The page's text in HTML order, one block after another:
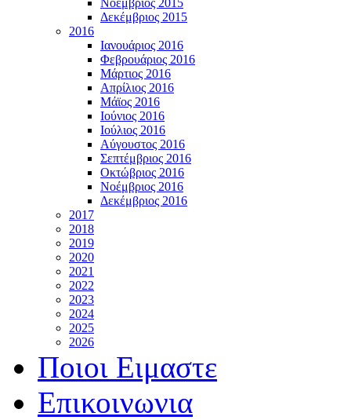
Δεκέμβριος 2015
2016
Ιανουάριος 2016
Φεβρουάριος 2016
Μάρτιος 2016
Απρίλιος 2016
Μάϊος 2016
Ιούνιος 2016
Ιούλιος 2016
Αύγουστος 2016
Σεπτέμβριος 2016
Οκτώβριος 2016
Νοέμβριος 2016
Δεκέμβριος 2016
2017
2018
2019
2020
2021
2022
2023
2024
2025
2026
Ποιοι Ειμαστε
Επικοινωνια